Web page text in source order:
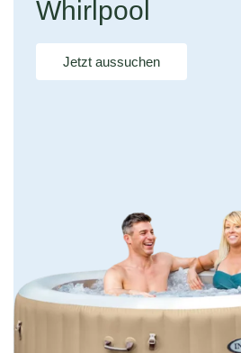
Whirlpool
Jetzt aussuchen